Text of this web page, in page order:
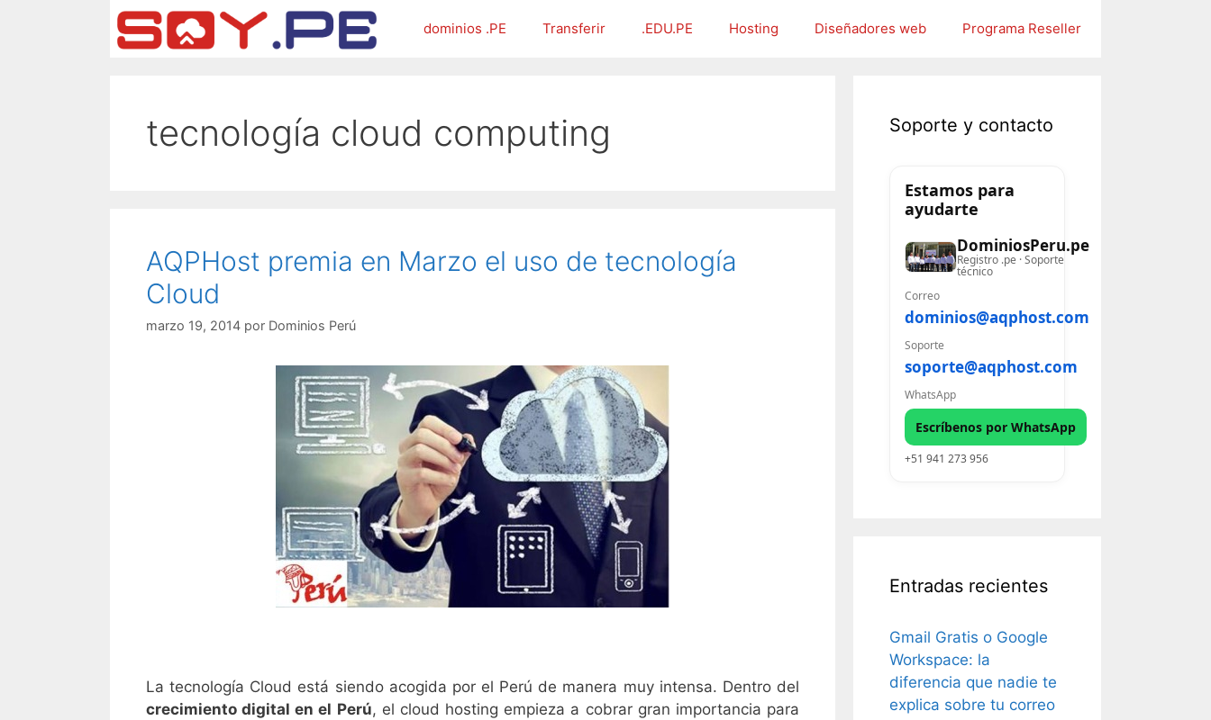
dominios .PE Transferir .EDU.PE Hosting Diseñadores web Programa Reseller
tecnología cloud computing
AQPHost premia en Marzo el uso de tecnología
Cloud
marzo 19, 2014 por Dominios Perú
La tecnología Cloud está siendo acogida por el Perú de manera muy intensa. Dentro del
crecimiento digital en el Perú, el cloud hosting empieza a cobrar gran importancia para
Soporte y contacto
Estamos para
ayudarte
DominiosPeru.pe
Registro .pe · Soporte
técnico
Correo
dominios@aqphost.com
Soporte
soporte@aqphost.com
WhatsApp
Escríbenos por WhatsApp
+51 941 273 956
Entradas recientes
Gmail Gratis o Google
Workspace: la
diferencia que nadie te
explica sobre tu correo